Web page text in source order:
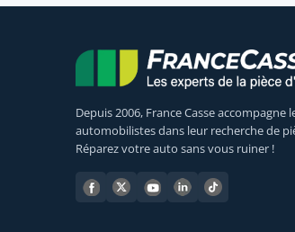
Depuis 2006, France Casse accompagne
automobilistes dans leur recherche de
Réparez votre auto sans vous ruiner !